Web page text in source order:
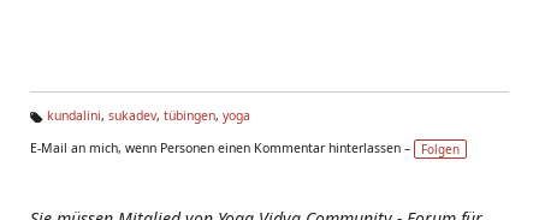
g
kundalini, sukadev, tübingen, yoga
E-Mail an mich, wenn Personen einen Kommentar hinterlassen –
Folgen